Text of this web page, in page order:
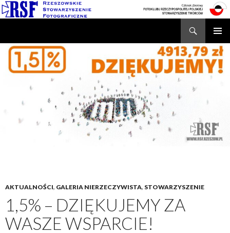
TO
CONTENT
AKTUALNOŚCI, GALERIA NIERZECZYWISTA, STOWARZYSZENIE
1,5% – DZIĘKUJEMY ZA
WASZE WSPARCIE!